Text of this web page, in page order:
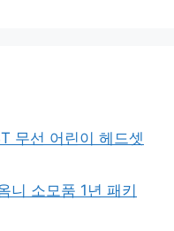
무선 어린이 헤드셋
니 소모품 1년 패키